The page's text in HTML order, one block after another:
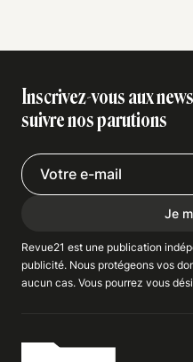
Inscrivez-vous aux
suivre nos parutions
Je
Revue21 est une publication
publicité. Nous protégeons vos
aucun cas. Vous pourrez vous